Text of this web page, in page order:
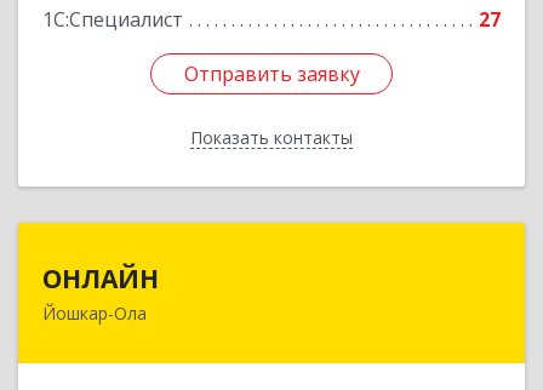
1С:Специалист 27
Отправить заявку
Показать контакты
Отправить заявку
Назад
ОНЛАЙН
Йошкар-Ола424000, Марий Эл Респ, Йошкар-Ола г,